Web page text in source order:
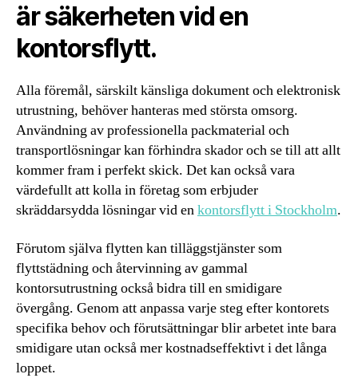
är säkerheten vid en
kontorsflytt.
Alla föremål, särskilt känsliga dokument och elektronisk
utrustning, behöver hanteras med största omsorg.
Användning av professionella packmaterial och
transportlösningar kan förhindra skador och se till att allt
kommer fram i perfekt skick. Det kan också vara
värdefullt att kolla in företag som erbjuder
skräddarsydda lösningar vid enkontorsflytt i Stockholm.
Förutom själva flytten kan tilläggstjänster som
flyttstädning och återvinning av gammal
kontorsutrustning också bidra till en smidigare
övergång. Genom att anpassa varje steg efter kontorets
specifika behov och förutsättningar blir arbetet inte bara
smidigare utan också mer kostnadseffektivt i det långa
loppet.